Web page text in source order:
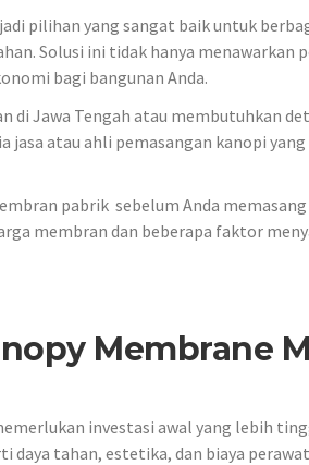
pilihan yang sangat baik untuk
Solusi ini tidak hanya menawarkan
bagi bangunan Anda.
di Jawa Tengah atau membutuhkan
jasa atau ahli pemasangan kanopi
pabrik sebelum Anda
membran dan beberapa faktor
Membrane
investasi awal yang lebih
tahan, estetika, dan biaya